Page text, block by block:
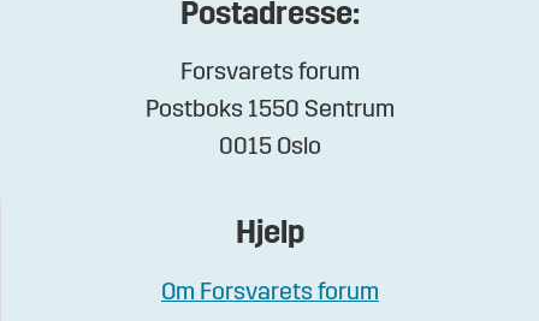
Postadresse:
Forsvarets forum
Postboks 1550 Sentrum
0015 Oslo
Hjelp
Om Forsvarets forum